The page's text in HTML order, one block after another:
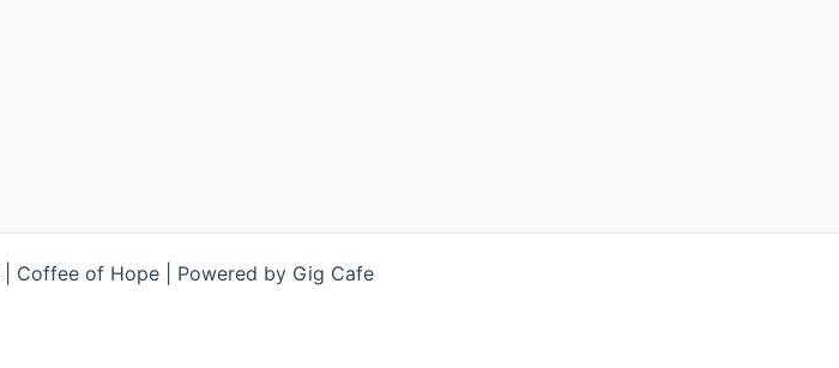
Coffee of Hope | Powered by Gig Cafe